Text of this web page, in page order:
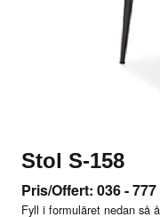
Stol S-158
Pris/Offert: 036 - 777
Fyll i formuläret nedan så